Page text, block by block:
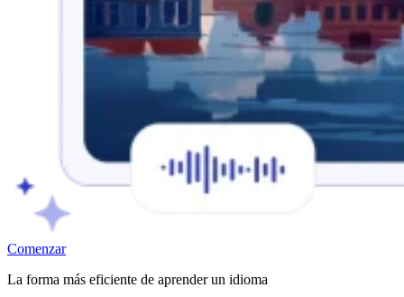
Comenzar
La forma más eficiente de aprender un idioma